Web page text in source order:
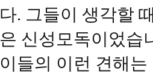
다. 그들이 생각할
은 신성모독이었습
이들의 이런 견해